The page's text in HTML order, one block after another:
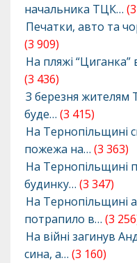
начальника ТЦК…
Печатки, авто та
(3 909)
На пляжі
(3 436)
З березня
буде… (3 415)
На Тернопільщині
пожежа на… (3 363)
На Тернопільщині
будинку… (3 347)
На Тернопільщині
потрапило в… (3
На війні загинув
сина, а… (3 160)